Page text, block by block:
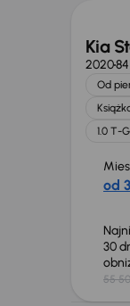
Kia
2020
Od
1.0 T-
od
30
55